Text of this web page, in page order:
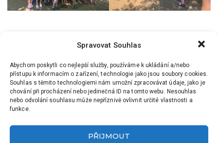
Spravovat Souhlas
Abychom poskytli co nejlepší služby, používáme k ukládání a/nebo
přístupu k informacím o zařízení, technologie jako jsou soubory cookies.
Souhlas s těmito technologiemi nám umožní zpracovávat údaje, jako je
chování při procházení nebo jedinečná ID na tomto webu. Nesouhlas
nebo odvolání souhlasu může nepříznivě ovlivnit určité vlastnosti a
funkce.
PŘIJMOUT
VÝLETĚ
DALŠÍ